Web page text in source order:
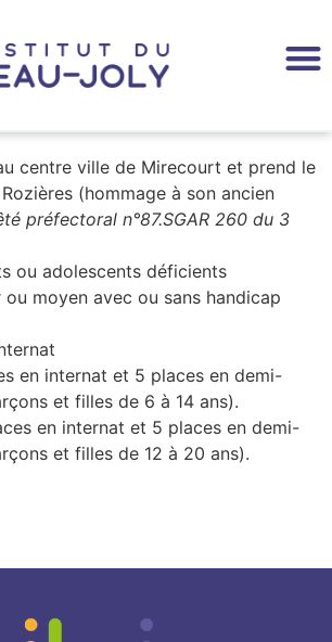
centre ville de Mirecourt et prend le
Rozières (hommage à son ancien
préfectoral n°87.SGAR 260 du 3
ou adolescents déficients
moyen avec ou sans handicap
en internat et 5 places en demi-
et filles de 6 à 14 ans).
en internat et 5 places en demi-
et filles de 12 à 20 ans).